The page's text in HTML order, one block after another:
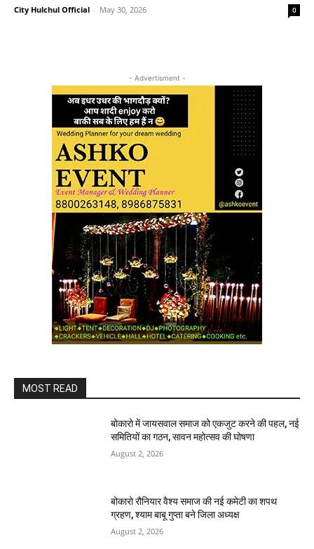
City Hulchul Official - May 30, 2026 0
- Advertisment -
MOST READ
बोकारो में जायसवाल समाज को एकजुट करने की पहल, नई
समितियों का गठन, सावन महोत्सव की घोषणा
August 2, 2026
बोकारो रौनियार वैश्य समाज की नई कमेटी का शपथ
ग्रहण, श्याम बाबू गुप्ता बने जिला अध्यक्ष
August 2, 2026